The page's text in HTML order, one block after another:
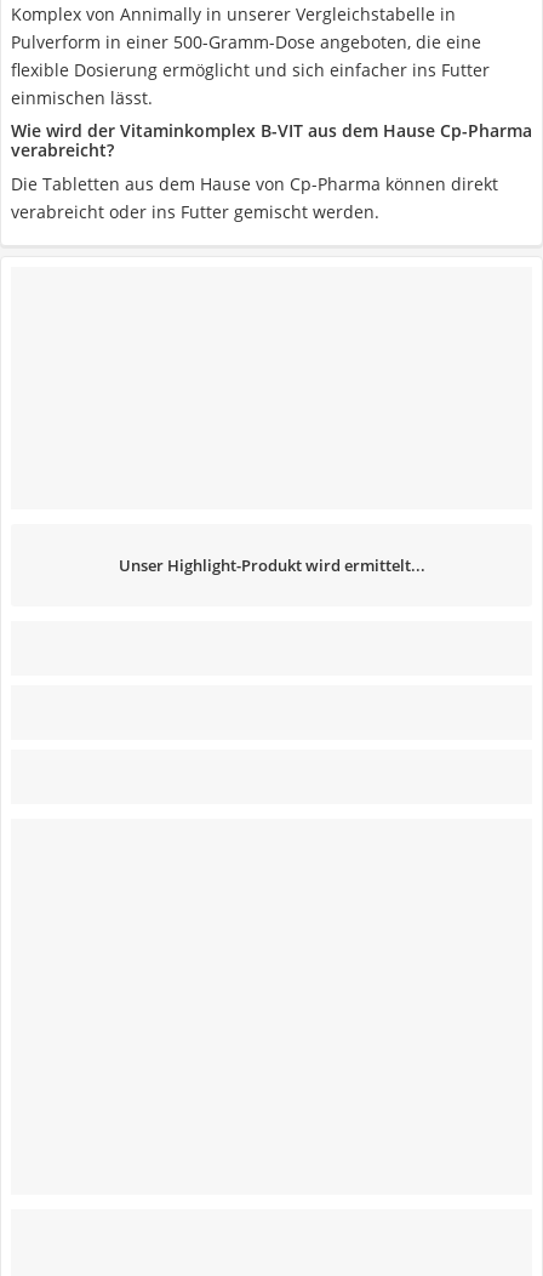
Komplex von Annimally in unserer Vergleichstabelle in
Pulverform in einer 500-Gramm-Dose angeboten, die eine
flexible Dosierung ermöglicht und sich einfacher ins Futter
einmischen lässt.
Wie wird der Vitaminkomplex B-VIT aus dem Hause Cp-Pharma
verabreicht?
Die Tabletten aus dem Hause von Cp-Pharma können direkt
verabreicht oder ins Futter gemischt werden.
Unser Highlight-Produkt wird ermittelt...